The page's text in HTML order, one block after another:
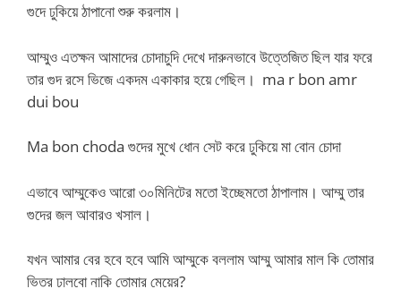
গুদে ঢুকিয়ে ঠাপানো শুরু করলাম।
আম্মুও এতক্ষন আমাদের চোদাচুদি দেখে দারুনভাবে উত্তেজিত ছিল যার ফরে
তার গুদ রসে ভিজে একদম একাকার হয়ে গেছিল। ma r bon amr
dui bou
Ma bon choda গুদের মুখে ধোন সেট করে ঢুকিয়ে মা বোন চোদা
এভাবে আম্মুকেও আরো ৩০মিনিটের মতো ইচ্ছেমতো ঠাপালাম। আম্মু তার
গুদের জল আবারও খসাল।
যখন আমার বের হবে হবে আমি আম্মুকে বললাম আম্মু আমার মাল কি তোমার
ভিতর ঢালবো নাকি তোমার মেয়ের?